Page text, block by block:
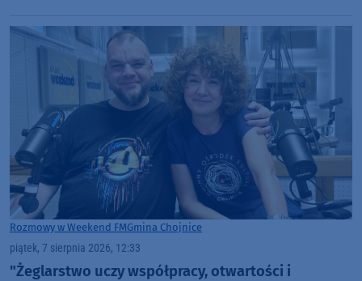
Rozmowy w Weekend FMGmina Chojnice
piątek, 7 sierpnia 2026, 12:33
"Żeglarstwo uczy współpracy, otwartości i